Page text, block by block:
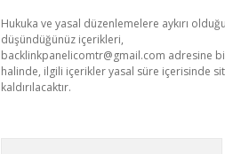
Hukuka ve yasal düzenlemelere aykırı
düşündüğünüz içerikleri,
backlinkpanelicomtr@gmail.com adresine
halinde, ilgili içerikler yasal süre içerisinde
kaldırılacaktır.